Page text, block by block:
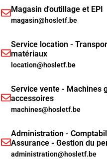
Magasin d'outillage et EPI
magasin@hosletf.be
Service location -
matériaux
location@hosletf.be
Service vente - Machines
accessoires
machines@hosletf.be
Administration -
Assurance - Gestion du
administration@hosletf.be